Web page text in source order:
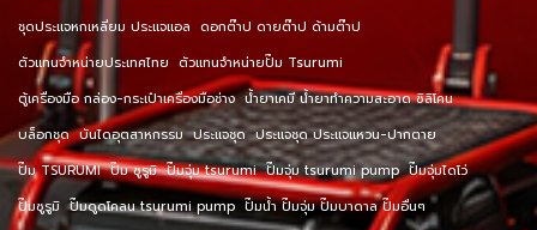
ชุดประแจหกเหลี่ยม ประแจแอล ดอกต๊าป ดายต๊าป ด้ามต๊าป
ตัวแทนจำหน่ายประเทศไทย ตัวแทนจำหน่ายปั๊ม Tsurumi
ตู้เครื่องมือ กล่อง-กระเป๋าเครื่องมือช่าง น้ำยาเคมี น้ำยาทำความสะอาด ซิลิโคน
บล็อกชุด บันไดอุตสาหกรรม ประแจชุด ประแจชุด ประแจแหวน-ปากตาย
ปั๊ม TSURUMI ปั๊ม ซูรูมิ ปั๊มจุ่ม tsurumi ปั๊มจุ่ม tsurumi pump ปั๊มจุ่มไดโว่
ปั๊มซูรูมิ ปั๊มดูดโคลน tsurumi pump ปั๊มน้ำ ปั๊มจุ่ม ปั๊มบาดาล ปั๊มอื่นๆ